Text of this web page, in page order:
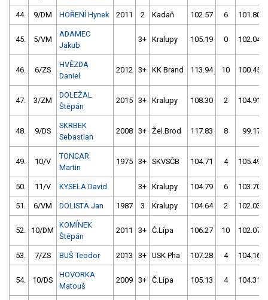
44. 9/DM HOŘENÍ Hynek 2011 2 Kadaň 102.57 6 101.80
45. 5/VM
ADAMEC
Jakub
3+ Kralupy 105.19 0 102.04
46. 6/ZS
HVĚZDA
Daniel
2012 3+ KK Brand 113.94 10 100.45
47. 3/ZM
DOLEŽAL
Štěpán
2015 3+ Kralupy 108.30 2 104.91
48. 9/DS
SKRBEK
Sebastian
2008 3+ Žel.Brod 117.83 8 99.17
49. 10/V
TONCAR
Martin
1975 3+ SKVSČB 104.71 4 105.49
50. 11/V KYSELA David 3+ Kralupy 104.79 6 103.70
51. 6/VM DOLISTA Jan 1987 3 Kralupy 104.64 2 102.03
52. 10/DM
KOMÍNEK
Štěpán
2011 3+ Č.Lípa 106.27 10 102.07
53. 7/ZS BUŠ Teodor 2013 3+ USK Pha 107.28 4 104.16
54. 10/DS
HOVORKA
Matouš
2009 3+ Č.Lípa 105.13 4 104.31